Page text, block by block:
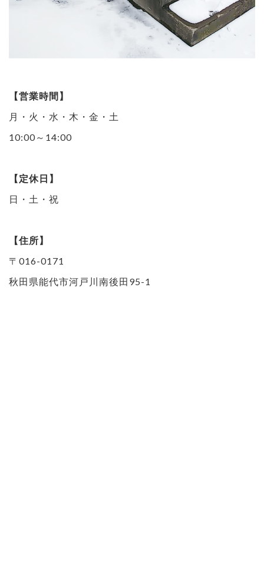
【営業時間】
月・火・水・木・金・土
10:00～14:00
【定休日】
日・土・祝
【住所】
〒016-0171
秋田県能代市河戸川南後田95-1